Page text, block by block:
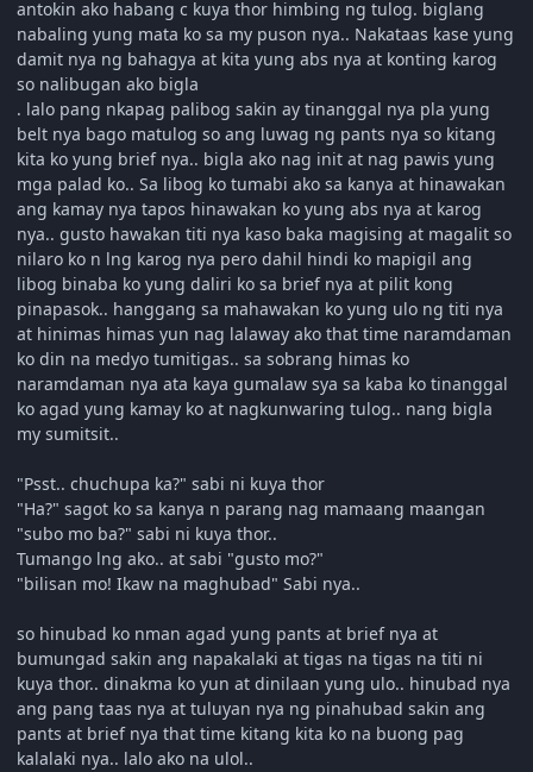
antokin ako habang c kuya thor himbing ng tulog. biglang
nabaling yung mata ko sa my puson nya.. Nakataas kase yung
damit nya ng bahagya at kita yung abs nya at konting karog
so nalibugan ako bigla
. lalo pang nkapag palibog sakin ay tinanggal nya pla yung
belt nya bago matulog so ang luwag ng pants nya so kitang
kita ko yung brief nya.. bigla ako nag init at nag pawis yung
mga palad ko.. Sa libog ko tumabi ako sa kanya at hinawakan
ang kamay nya tapos hinawakan ko yung abs nya at karog
nya.. gusto hawakan titi nya kaso baka magising at magalit so
nilaro ko n lng karog nya pero dahil hindi ko mapigil ang
libog binaba ko yung daliri ko sa brief nya at pilit kong
pinapasok.. hanggang sa mahawakan ko yung ulo ng titi nya
at hinimas himas yun nag lalaway ako that time naramdaman
ko din na medyo tumitigas.. sa sobrang himas ko
naramdaman nya ata kaya gumalaw sya sa kaba ko tinanggal
ko agad yung kamay ko at nagkunwaring tulog.. nang bigla
my sumitsit..
"Psst.. chuchupa ka?" sabi ni kuya thor
"Ha?" sagot ko sa kanya n parang nag mamaang maangan
"subo mo ba?" sabi ni kuya thor..
Tumango lng ako.. at sabi "gusto mo?"
"bilisan mo! Ikaw na maghubad" Sabi nya..
so hinubad ko nman agad yung pants at brief nya at
bumungad sakin ang napakalaki at tigas na tigas na titi ni
kuya thor.. dinakma ko yun at dinilaan yung ulo.. hinubad nya
ang pang taas nya at tuluyan nya ng pinahubad sakin ang
pants at brief nya that time kitang kita ko na buong pag
kalalaki nya.. lalo ako na ulol..